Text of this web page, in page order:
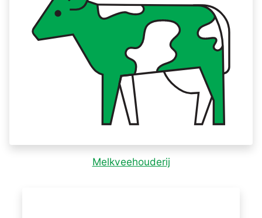
Melkveehouderij